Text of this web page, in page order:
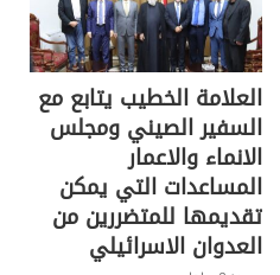
العلامة الخطيب يتابع مع
السفير الصيني ومجلس
الانماء والاعمار
المساعدات التي يمكن
تقديمها للمتضررين من
العدوان الاسرائيلي